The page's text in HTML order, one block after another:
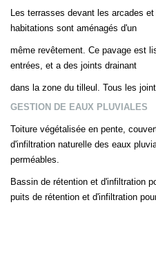
Les terrasses devant les arcades
habitations sont aménagés d'un
même revêtement. Ce pavage est
entrées, et a des joints drainant
dans la zone du tilleul. Tous les
GESTION DE EAUX PLUVIALES
Toiture végétalisée en pente,
d'infiltration naturelle des eaux
perméables.
Bassin de rétention et d'infiltration
puits de rétention et d'infiltration